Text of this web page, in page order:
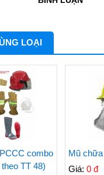
LOẠI
combo
TT 48)
Mũ
Giá: 0 đ